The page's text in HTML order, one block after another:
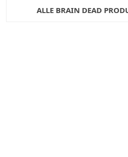
ALLE BRAIN DEAD